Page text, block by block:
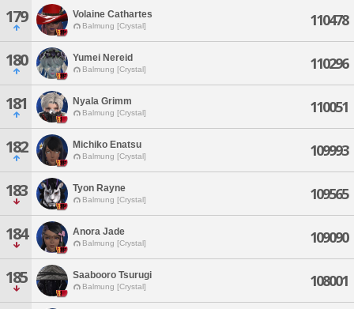
179 Volaine Cathartes
Balmung [Crystal] 110478
180 Yumei Nereid
Balmung [Crystal] 110296
181 Nyala Grimm
Balmung [Crystal] 110051
182 Michiko Enatsu
Balmung [Crystal] 109993
183 Tyon Rayne
Balmung [Crystal] 109565
184 Anora Jade
Balmung [Crystal] 109090
185 Saabooro Tsurugi
Balmung [Crystal] 108001